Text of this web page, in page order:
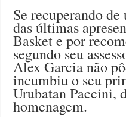
Se recuperando
das últimas
Basket e por
segundo seu
Alex Garcia não
incumbiu o seu
Urubatan Paccini,
homenagem.